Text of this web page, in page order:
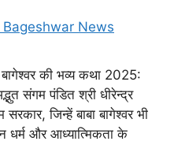
Bageshwar News
बागेश्वर की भव्य कथा 2025:
संगम पंडित श्री धीरेन्द्र
सरकार, जिन्हें बाबा बागेश्वर भी
धर्म और आध्यात्मिकता के